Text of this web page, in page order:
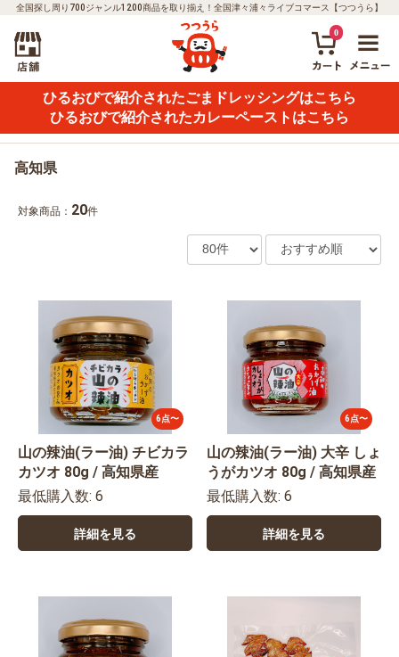
全国探し周り700ジャンル1200商品を取り揃え！全国津々浦々ライブコマース【つつうら】
0
ひるおびで紹介されたごまドレッシングはこちら
ひるおびで紹介されたカレーペーストはこちら
高知県
対象商品： 20件
6点〜
山の辣油(ラー油) チビカラ
カツオ 80g / 高知県産
最低購入数: 6
詳細を見る
6点〜
山の辣油(ラー油) 大辛 しょ
うがカツオ 80g / 高知県産
最低購入数: 6
詳細を見る